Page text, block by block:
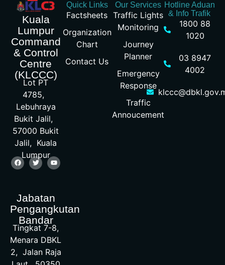
Kuala
Lumpur
Command
& Control
Centre
(KLCCC)
Lot PT
4785,
Lebuhraya
Bukit Jalil,
57000 Bukit
Jalil, Kuala
Lumpur
Jabatan
Pengangkutan
Bandar
Tingkat 7-8,
Menara DBKL
2, Jalan Raja
Quick Links
Factsheets
Organization
Chart
Contact Us
Our Services
Traffic Lights
Monitoring
Journey
Planner
Emergency
Response
Traffic
Annoucement
Hotline Aduan
& Info Trafik
1800 88
1020
03 8947
4002